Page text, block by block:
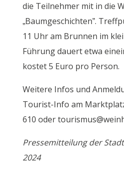
die Teilnehmer mit in die
„Baumgeschichten”.
11 Uhr am Brunnen im
Führung dauert etwa
kostet 5 Euro pro Person.
Weitere Infos und
Tourist-Info am
610 oder
Pressemitteilung der
2024